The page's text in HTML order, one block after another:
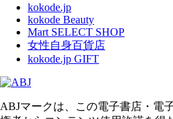
kokode.jp
kokode Beauty
Mart SELECT SHOP
女性自身百貨店
kokode.jp GIFT
ABJマークは、この電子書店・電